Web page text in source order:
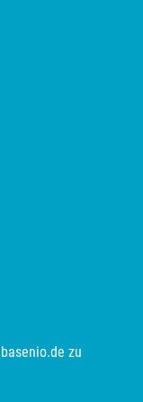
zu